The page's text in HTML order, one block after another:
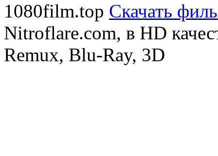
1080film.top Скачать
Nitroflare.com, в HD
Remux, Blu-Ray, 3D